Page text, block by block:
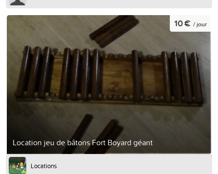
Location jeu de bâtons Fort Boyard géant
10 € / jour
Locations